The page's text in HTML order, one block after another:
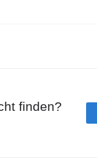
finden?